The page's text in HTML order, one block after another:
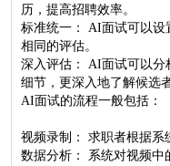
历，提高招聘效率。
标准统一： AI面试可以设
相同的评估。
深入评估： AI面试可以分
细节，更深入地了解候选者
AI面试的流程一般包括：
视频录制： 求职者根据系
数据分析： 系统对视频中